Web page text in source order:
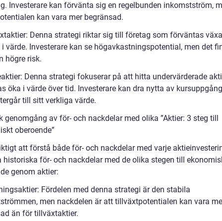
Investerare kan förvänta sig en regelbunden inkomstström,
kan vara mer begränsad.
Denna strategi riktar sig till företag som förväntas
värde. Investerare kan se högavkastningspotential, men det
högre risk.
Denna strategi fokuserar på att hitta undervärderade
öka i värde över tid. Investerare kan dra nytta av
till sitt verkliga värde.
genomgång av för- och nackdelar med olika ”Aktier: 3 steg till
oberoende”
att förstå både för- och nackdelar med varje
historiska för- och nackdelar med de olika stegen till
genom aktier:
Fördelen med denna strategi är den stabila
men nackdelen är att tillväxtpotentialen kan vara
än för tillväxtaktier.